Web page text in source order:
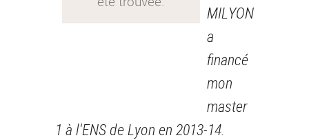
MILYON
a
financé
mon
master
1 à l'ENS de Lyon en 2013-14.